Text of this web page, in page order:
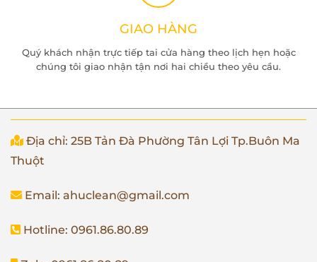
GIAO HÀNG
Quý khách nhận trực tiếp tai cửa hàng theo lịch hẹn hoặc
chúng tôi giao nhận tận nơi hai chiều theo yêu cầu.
Địa chỉ: 25B Tản Đà Phường Tân Lợi Tp.Buôn Ma
Thuột
Email: ahuclean@gmail.com
Hotline: 0961.86.80.89